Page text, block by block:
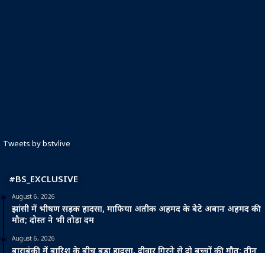
Tweets by bstvlive
#BS_EXCLUSIVE
August 6, 2026
झांसी में भीषण सड़क हादसा, माफिया अतीक अहमद के बेटे अबान अहमद की
मौत; दोस्त ने भी तोड़ा दम
August 6, 2026